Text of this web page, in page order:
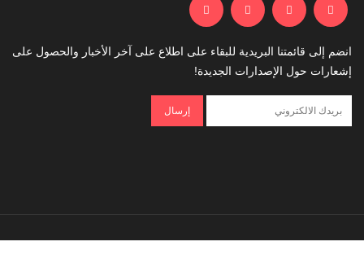
انضم إلى قائمتنا البريدية للبقاء على اطلاع على آخر الأخبار والحصول على
إشعارات حول الإصدارات الجديدة!